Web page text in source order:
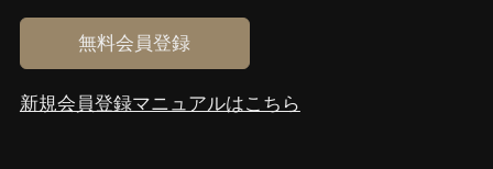
無料会員登録
新規会員登録マニュアルはこちら